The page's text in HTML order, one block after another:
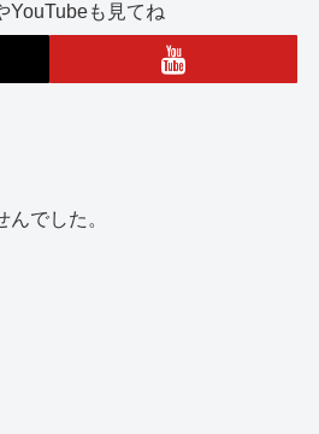
YouTubeも見てね
でした。